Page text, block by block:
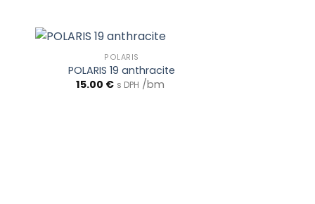
POLARIS
POLARIS 19 anthracite
15.00 € s DPH /bm